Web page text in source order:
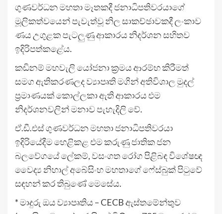
ගුණවර්ධන මහතා මෑතකදී ජනාධිපතිවරයාගේ
මූලිකත්වයෙන් පැවැත්වූ නිල සාකච්ඡාවකදී ලංකාව
ණය උගුළක පැටලුණු ආකාරය නිදර්ශන සහිතව
ඉදිරිපත්කළේය.
කඩිනම් මහවැලි යෝජනා ක්‍රමය ආරම්භ කිරීමත්
සමග ඇතිකරණලද ව්‍යාපෘති මගින් අතිවිශාල මුදල්
ප්‍රමාණයක් කොල්ලකා ඇති ආකාරය එම
නිදර්ශනවලින් මනාව පැහැදිලි වේ.
ඒ.ඩී.එස් ගුණවර්ධන මහතා ජනාධිපතිවරයා
ඉදිරියේදීම හෙළිකළ එම කරුණු ජාතික ජන
බලවේගයේ ලේකම්, වසංගත රෝග පිළිබඳ විශේෂඥ
වෛද්‍ය නිහාල් අබේසිංහ මහතාගේ ෆේස්බුක් පිටුවේ
සඳහන් කර තිබුණේ මෙසේය.
* මාදුරු ඔය ව්‍යාපෘතිය – CECB ඇස්තමේන්තුව